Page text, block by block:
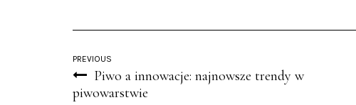
PREVIOUS
Piwo a innowacje: najnowsze trendy w
piwowarstwie